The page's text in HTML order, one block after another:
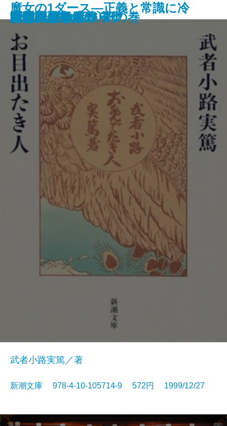
赤光
夫婦の一日
アントニオ猪木自伝
ノーザンライツ
海峡の光
凍える牙
疫病神
断崖、その冬の
一億円もらったら
魔女の1ダース―正義と常識に冷
や水を浴びせる13章―
お目出たき人
武者小路実篤／著
新潮文庫 978-4-10-105714-9 572円 1999/12/27
行きつけの店
みだれ髪
堀部安兵衛〔上〕
堀部安兵衛〔下〕
陋巷に在り〔6〕劇の巻
あなたが欲しい
アニマル・ロジック
白洲正子自伝
黄落